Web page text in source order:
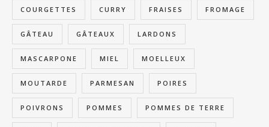
COURGETTES CURRY FRAISES FROMAGE
GÂTEAU GÂTEAUX LARDONS
MASCARPONE MIEL MOELLEUX
MOUTARDE PARMESAN POIRES
POIVRONS POMMES POMMES DE TERRE